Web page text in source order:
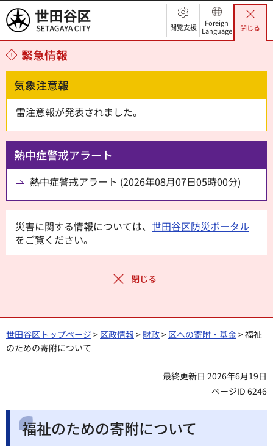
世田谷区 閲覧支援
Foreign
Language
閉じる
緊急情報
気象注意報
雷注意報が発表されました。
熱中症警戒アラート
熱中症警戒アラート (2026年08月07日05時00分)
災害に関する情報については、 世田谷区防災ポータル
をご覧ください。
閉じる
世田谷区トップページ > 区政情報 > 財政> 区への寄附・基金> 福祉
のための寄附について
最終更新日 2026年6月19日
ページID 6246
福祉のための寄附について